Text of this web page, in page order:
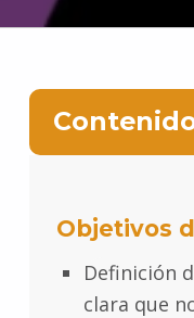
Objetivos
Definición
clara que